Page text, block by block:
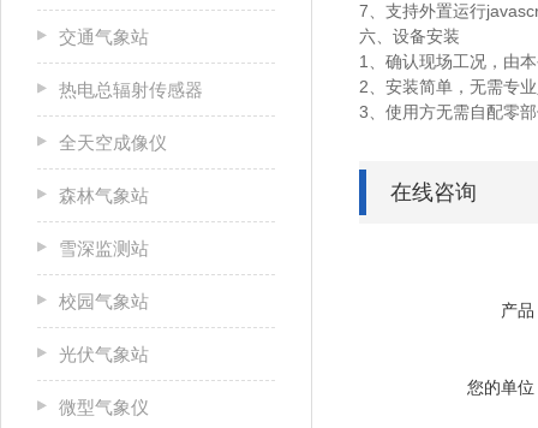
交通气象站
热电总辐射传感器
全天空成像仪
森林气象站
雪深监测站
校园气象站
光伏气象站
微型气象仪
7、支持外置运行
六、设备安装
1、确认现场工况，由
2、安装简单，无需专
3、使用方无需自配零
在线咨询
产品
您的单位